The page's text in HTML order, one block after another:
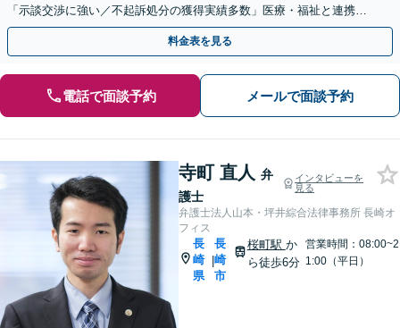
「示談交渉に強い／不起訴処分の獲得実績多数」医療・福祉と連携／
依存型犯罪に精通【夜間・休日面談可】【ビデオ面談対応】
料金表を見る
電話で面談予約 メールで面談予約
寺町 直人 弁
護士
インタビューを
見る
弁護士法人山本・坪井綜合法律事務所 長崎オ
フィス
長
崎
県
|
長
崎
市
桜町駅 か
ら徒歩6分
営業時間：08:00~2
1:00（平日）